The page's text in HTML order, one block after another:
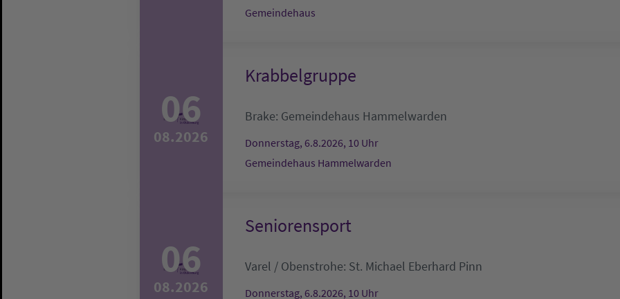
Gemeindehaus
06
08.2026
Krabbelgruppe
Brake: Gemeindehaus Hammelwarden
Donnerstag, 6.8.2026, 10 Uhr
Gemeindehaus Hammelwarden
06
08.2026
Seniorensport
Varel / Obenstrohe: St. Michael Eberhard Pinn
Donnerstag, 6.8.2026, 10 Uhr